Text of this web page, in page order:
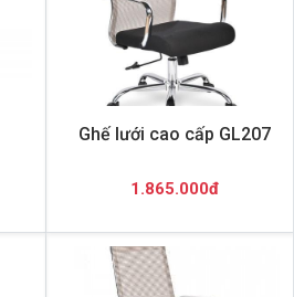
Ghế lưới cao cấp GL207
1.865.000đ